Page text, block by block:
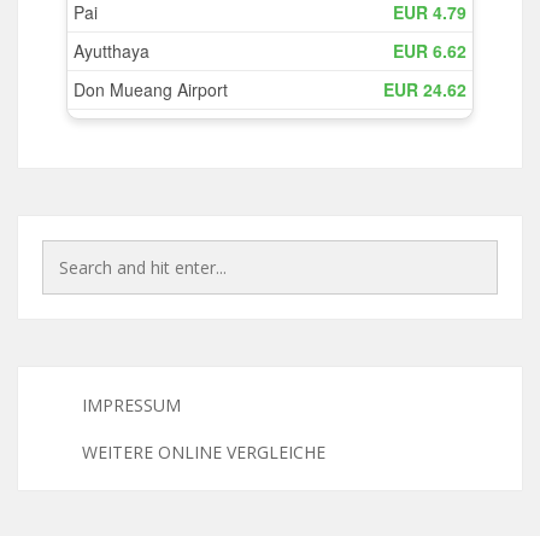
IMPRESSUM
WEITERE ONLINE VERGLEICHE